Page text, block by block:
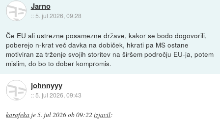
Jarno
:: 5. jul 2026, 09:28
Če EU ali ustrezne posamezne države, kakor se bodo dogovorili,
poberejo n-krat več davka na dobiček, hkrati pa MS ostane
motiviran za trženje svojih storitev na širšem področju EU-ja, potem
mislim, do bo to dober kompromis.
johnnyyy
::5. jul 2026, 09:43
karafeka je5. jul 2026 ob 09:22 izjavil: